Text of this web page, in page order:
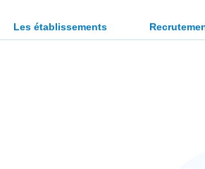
en situation de handicap ou en
Les établissements